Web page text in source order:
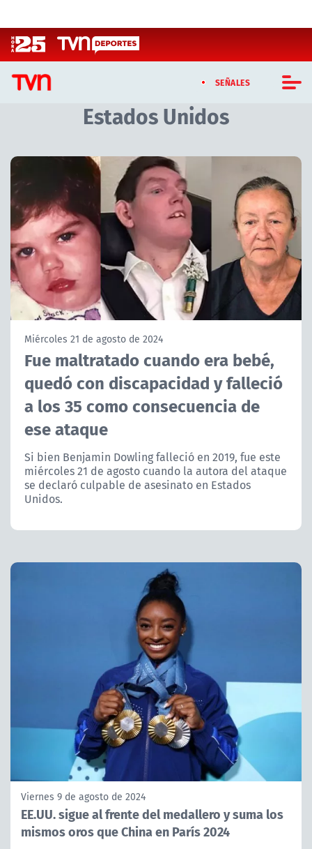
SEÑALES
CASTING MASTERCHEF CHILE
CASTING TVN VERTICAL
TVN VERTICAL
TVN PLAY
PROGRAMAS
TELESERIES
ACTUALIDAD Y TENDENCIAS
CORPORATIVO Y TRANSPARENCIA
CANAL DE DENUNCIAS
ÁREA DE PROYECTOS
Estados Unidos
Artículos relacionados con Estados Unidos
Miércoles 21 de agosto de 2024
Fue maltratado cuando era bebé,
quedó con discapacidad y falleció
a los 35 como consecuencia de
ese ataque
Si bien Benjamin Dowling falleció en 2019, fue este
miércoles 21 de agosto cuando la autora del ataque
se declaró culpable de asesinato en Estados
Unidos.
Viernes 9 de agosto de 2024
EE.UU. sigue al frente del medallero y suma los
mismos oros que China en París 2024